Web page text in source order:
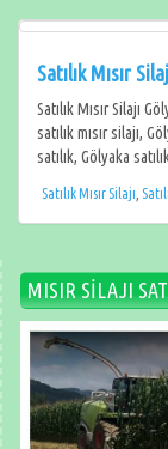
Satılık Mısır
Satılık Mısır Silajı
satılık mısır silajı,
satılık, Gölyaka
Satılık Mısır Silajı
MISIR SİLAJI